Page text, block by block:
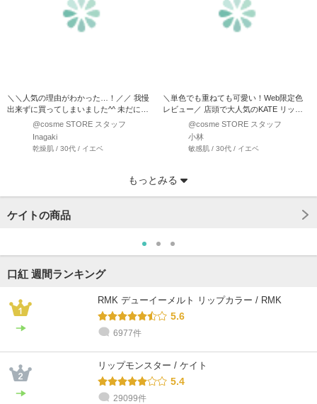
＼＼人気の理由がわかった…！／／ 我慢
出来ずに買ってしまいました^^ 未だに入
手困難なリップモン…
@cosme STORE スタッフ
Inagaki
乾燥肌 / 30代 / イエベ
＼単色でも重ねても可愛い！Web限定色
レビュー／ 店頭で大人気のKATE リップ
@cosme STORE スタッフ
小林
敏感肌 / 30代 / イエベ
橋本
Inagaki
小林
もっとみる
ケイトの商品
口紅 週間ランキング
RMK デューイーメルト リップカラー / RMK
5.6
6977件
リップモンスター / ケイト
5.4
29099件